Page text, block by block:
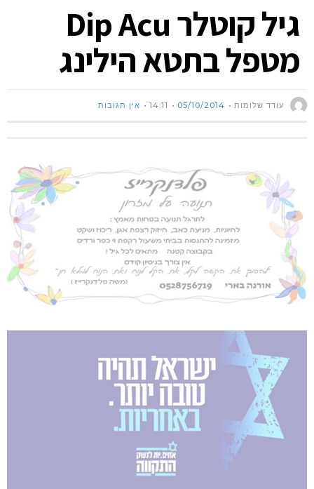
גיל קוטלר Dip Acu
מטפל בתטא הילינג
עודד שלומות 05/10/2014
14:11 אין תגובות